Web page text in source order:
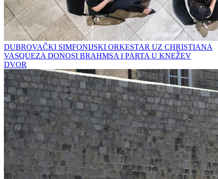
DUBROVAČKI SIMFONIJSKI ORKESTAR UZ CHRISTIANA
VASQUEZA DONOSI BRAHMSA I PARTA U KNEŽEV
DVOR